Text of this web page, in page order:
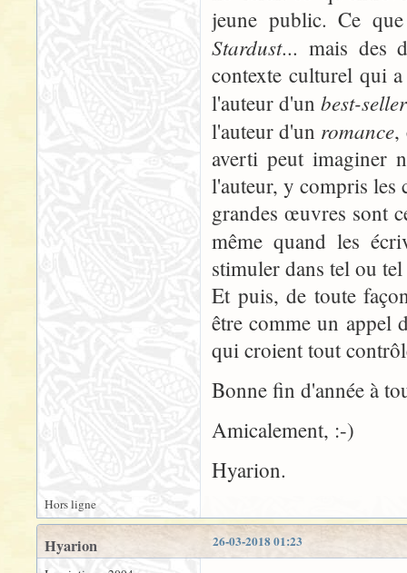
jeune public. Ce
Stardust... mais des
contexte culturel qui
l'auteur d'unbest-seller
l'auteur d'un romance,
averti peut imaginer
l'auteur, y compris les
grandes œuvres sont
même quand les
stimuler dans tel ou
Et puis, de toute
être comme un appel
qui croient tout
Bonne fin d'année à
Amicalement, :-)
Hyarion.
Hors ligne
26-03-2018 01:23
Hyarion